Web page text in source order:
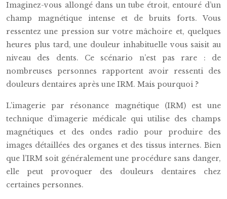
Imaginez-vous allongé dans un tube étroit, entouré d’un
champ magnétique intense et de bruits forts. Vous
ressentez une pression sur votre mâchoire et, quelques
heures plus tard, une douleur inhabituelle vous saisit au
niveau des dents. Ce scénario n’est pas rare : de
nombreuses personnes rapportent avoir ressenti des
douleurs dentaires après une IRM. Mais pourquoi ?
L’imagerie par résonance magnétique (IRM) est une
technique d’imagerie médicale qui utilise des champs
magnétiques et des ondes radio pour produire des
images détaillées des organes et des tissus internes. Bien
que l’IRM soit généralement une procédure sans danger,
elle peut provoquer des douleurs dentaires chez
certaines personnes.